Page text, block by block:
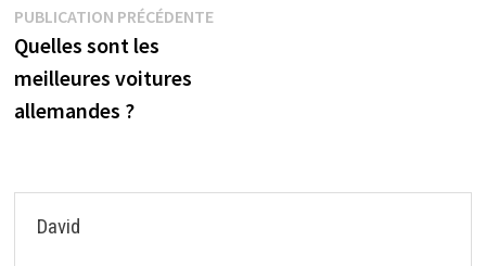
Navigation
de
l’article
PUBLICATION PRÉCÉDENTEPublication
Quelles sont les
meilleures voitures
allemandes ?
David